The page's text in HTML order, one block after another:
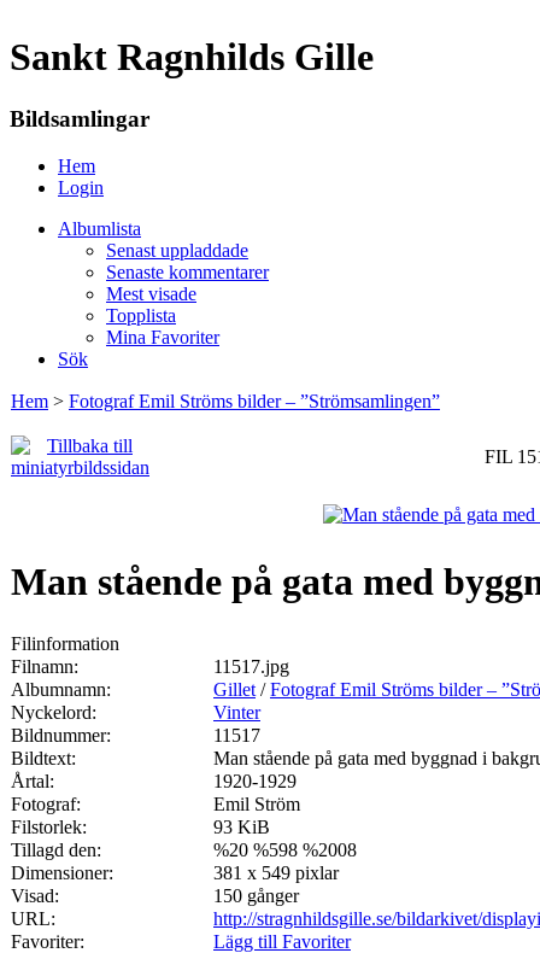
Sankt Ragnhilds Gille
Bildsamlingar
Hem
Login
Albumlista
Senast uppladdade
Senaste kommentarer
Mest visade
Topplista
Mina Favoriter
Sök
Hem > Fotograf Emil Ströms bilder – ”Strömsamlingen”
FIL
Man stående på gata med
Filinformation
Filnamn:
11517.jpg
Albumnamn:
Gillet /Fotograf Emil Ströms bilder –
Nyckelord:
Vinter
Bildnummer:
11517
Bildtext:
Man stående på gata med byggnad i
Årtal:
1920-1929
Fotograf:
Emil Ström
Filstorlek:
93 KiB
Tillagd den:
%20 %598 %2008
Dimensioner:
381 x 549 pixlar
Visad:
150 gånger
URL:
http://stragnhildsgille.se/bildarkivet/
Favoriter:
Lägg till Favoriter